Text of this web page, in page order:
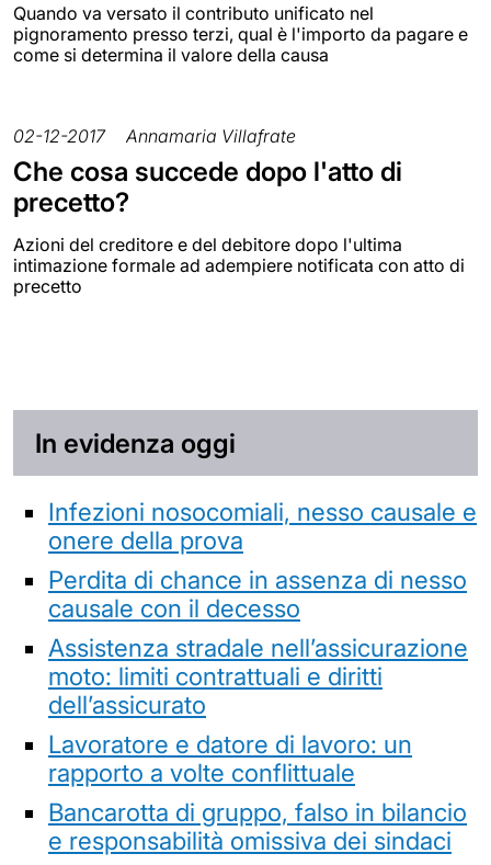
Quando va versato il contributo unificato nel
pignoramento presso terzi, qual è l'importo da pagare e
come si determina il valore della causa
02-12-2017 Annamaria Villafrate
Che cosa succede dopo l'atto di
precetto?
Azioni del creditore e del debitore dopo l'ultima
intimazione formale ad adempiere notificata con atto di
precetto
In evidenza oggi
Infezioni nosocomiali, nesso causale e
onere della prova
Perdita di chance in assenza di nesso
causale con il decesso
Assistenza stradale nell’assicurazione
moto: limiti contrattuali e diritti
dell’assicurato
Lavoratore e datore di lavoro: un
rapporto a volte conflittuale
Bancarotta di gruppo, falso in bilancio
e responsabilità omissiva dei sindaci